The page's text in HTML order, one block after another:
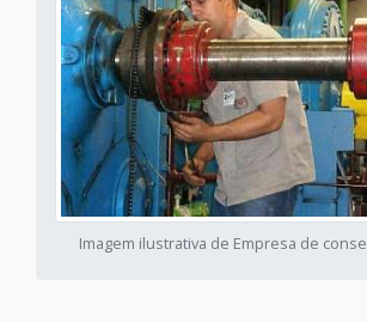
Imagem ilustrativa de Empresa de